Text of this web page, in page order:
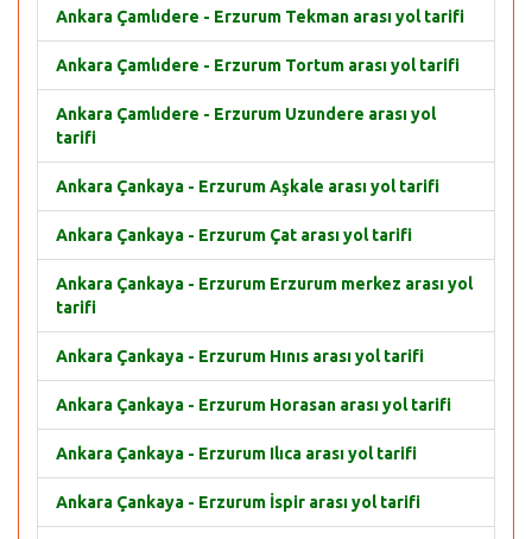
Ankara Çamlıdere - Erzurum Tekman arası yol tarifi
Ankara Çamlıdere - Erzurum Tortum arası yol tarifi
Ankara Çamlıdere - Erzurum Uzundere arası yol
tarifi
Ankara Çankaya - Erzurum Aşkale arası yol tarifi
Ankara Çankaya - Erzurum Çat arası yol tarifi
Ankara Çankaya - Erzurum Erzurum merkez arası yol
tarifi
Ankara Çankaya - Erzurum Hınıs arası yol tarifi
Ankara Çankaya - Erzurum Horasan arası yol tarifi
Ankara Çankaya - Erzurum Ilıca arası yol tarifi
Ankara Çankaya - Erzurum İspir arası yol tarifi